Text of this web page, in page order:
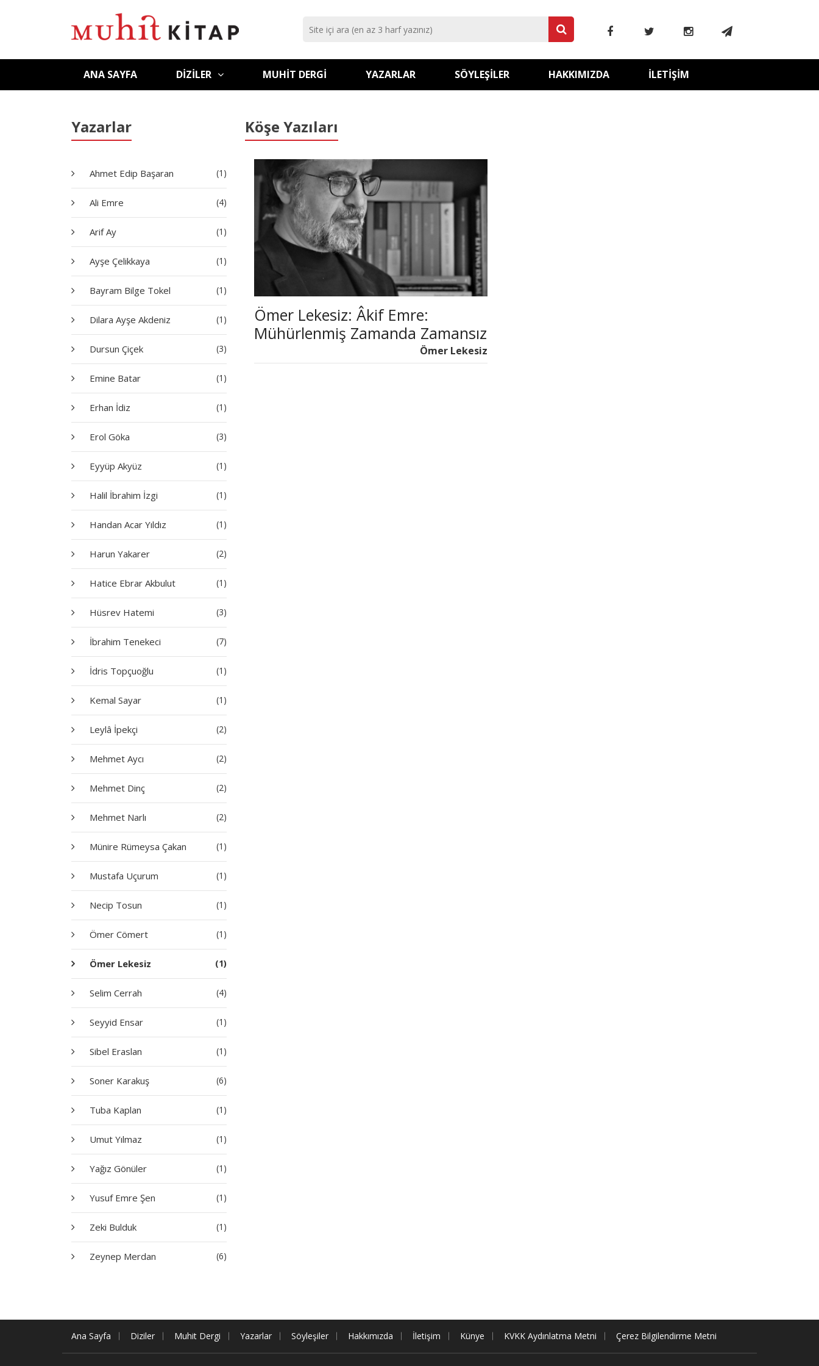
ANA SAYFA DIZILER MUHIT DERGI YAZARLAR SÖYLEŞILER HAKKIMIZDA İLETIŞIM
Yazarlar
Ahmet Edip Başaran (1)
Ali Emre (4)
Arif Ay (1)
Ayşe Çelikkaya (1)
Bayram Bilge Tokel (1)
Dilara Ayşe Akdeniz (1)
Dursun Çiçek (3)
Emine Batar (1)
Erhan İdiz (1)
Erol Göka (3)
Eyyüp Akyüz (1)
Halil İbrahim İzgi (1)
Handan Acar Yıldız (1)
Harun Yakarer (2)
Hatice Ebrar Akbulut (1)
Hüsrev Hatemi (3)
İbrahim Tenekeci (7)
İdris Topçuoğlu (1)
Kemal Sayar (1)
Leylâ İpekçi (2)
Mehmet Aycı (2)
Mehmet Dinç (2)
Mehmet Narlı (2)
Münire Rümeysa Çakan (1)
Mustafa Uçurum (1)
Necip Tosun (1)
Ömer Cömert (1)
Ömer Lekesiz (1)
Selim Cerrah (4)
Seyyid Ensar (1)
Sibel Eraslan (1)
Soner Karakuş (6)
Tuba Kaplan (1)
Umut Yılmaz (1)
Yağız Gönüler (1)
Yusuf Emre Şen (1)
Zeki Bulduk (1)
Zeynep Merdan (6)
Köşe Yazıları
Ömer Lekesiz: Âkif Emre:
Mühürlenmiş Zamanda Zamansız
Ömer Lekesiz
Ana Sayfa Diziler Muhit Dergi Yazarlar Söyleşiler Hakkımızda İletişim Künye KVKK Aydınlatma Metni Çerez Bilgilendirme Metni